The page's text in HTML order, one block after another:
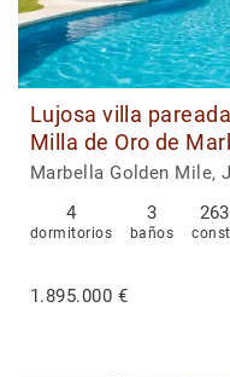
Lujosa villa
Milla de Oro de
Marbella Golden Mile,
4
dormitorios
3
baños
1.895.000 €